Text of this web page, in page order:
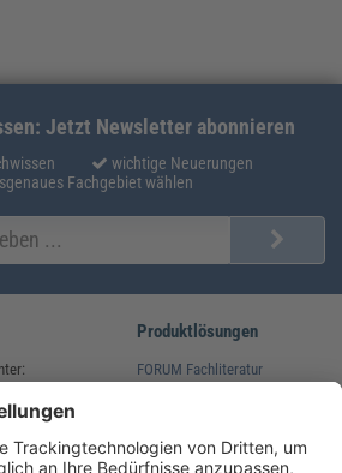
Jetzt Newsletter abonnieren
wichtige Neuerungen
Fachgebiet wählen
Produktlösungen
FORUM Fachliteratur